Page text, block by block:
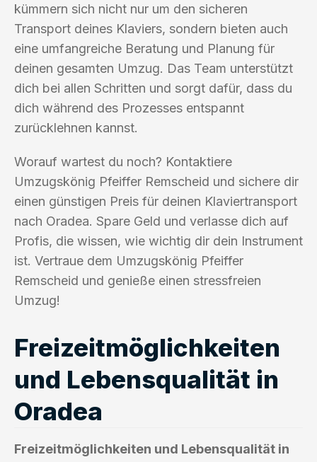
kümmern sich nicht nur um den sicheren
Transport deines Klaviers, sondern bieten auch
eine umfangreiche Beratung und Planung für
deinen gesamten Umzug. Das Team unterstützt
dich bei allen Schritten und sorgt dafür, dass du
dich während des Prozesses entspannt
zurücklehnen kannst.
Worauf wartest du noch? Kontaktiere
Umzugskönig Pfeiffer Remscheid und sichere dir
einen günstigen Preis für deinen Klaviertransport
nach Oradea. Spare Geld und verlasse dich auf
Profis, die wissen, wie wichtig dir dein Instrument
ist. Vertraue dem Umzugskönig Pfeiffer
Remscheid und genieße einen stressfreien
Umzug!
Freizeitmöglichkeiten
und Lebensqualität in
Oradea
Freizeitmöglichkeiten und Lebensqualität in